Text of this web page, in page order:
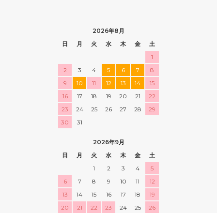
2026年8月
日
月 火 水 木 金
土
1
2
3 4 5 6 7
8
9
10 11 12 13 14
15
16
17 18 19 20 21
22
23
24 25 26 27 28
29
30
31
2026年9月
日
月 火 水 木 金
土
1
2 3 4
5
6
7 8 9 10 11
12
13
14 15 16 17 18
19
20
21 22 23 24 25
26